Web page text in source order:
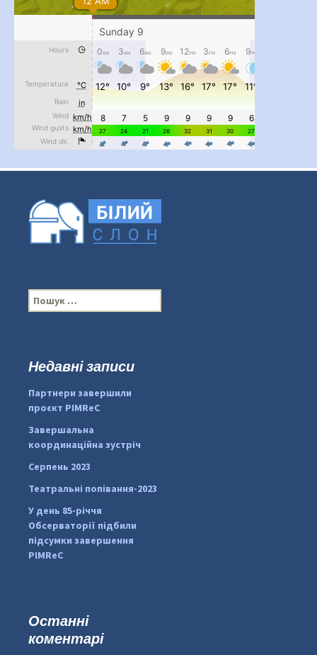
#PipIvanToday
#PipIvanWeather
...
pimrec_project
П
о
:Недавні записи
Партнери завершили
проєкт PIMReC
Завершальна
координаційна зустріч
Серпень 2023
Театральні попівання-2023
У день 85-річчя
Обсерваторії підбили
підсумки завершення
PIMReC
Останні
коментарі